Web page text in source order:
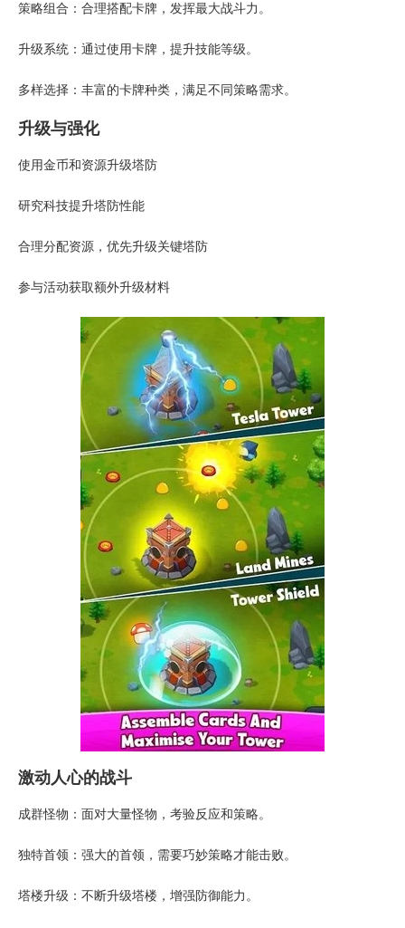
策略组合：合理搭配卡牌，发挥最大战斗力。
升级系统：通过使用卡牌，提升技能等级。
多样选择：丰富的卡牌种类，满足不同策略需求。
升级与强化
使用金币和资源升级塔防
研究科技提升塔防性能
合理分配资源，优先升级关键塔防
参与活动获取额外升级材料
激动人心的战斗
成群怪物：面对大量怪物，考验反应和策略。
独特首领：强大的首领，需要巧妙策略才能击败。
塔楼升级：不断升级塔楼，增强防御能力。